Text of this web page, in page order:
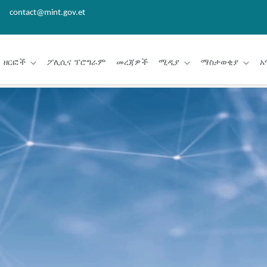
contact@mint.gov.et
ዘርፎች ፖሊሲና ፕሮግራም መረጃዎች ሚዲያ ማስታወቂያ